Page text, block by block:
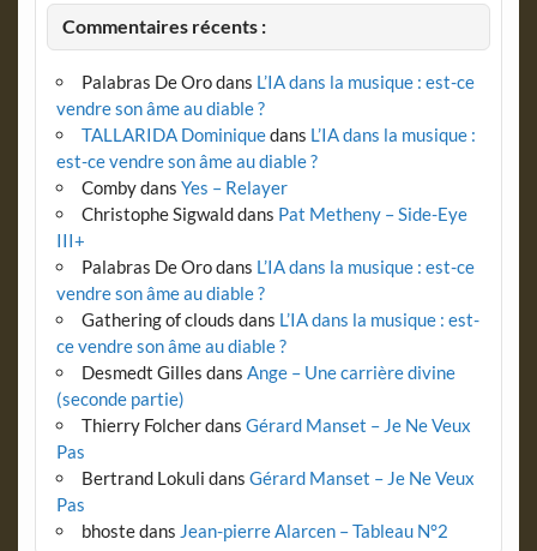
Commentaires récents :
Palabras De Orodans L’IA dans la musique : est-ce
vendre son âme au diable ?
TALLARIDA Dominiquedans L’IA dans la musique :
est-ce vendre son âme au diable ?
Combydans Yes – Relayer
Christophe Sigwalddans Pat Metheny – Side-Eye
III+
Palabras De Orodans L’IA dans la musique : est-ce
vendre son âme au diable ?
Gathering of clouds dans L’IA dans la musique : est-
ce vendre son âme au diable ?
Desmedt Gilles dans Ange – Une carrière divine
(seconde partie)
Thierry Folcherdans Gérard Manset – Je Ne Veux
Pas
Bertrand Lokuli dans Gérard Manset – Je Ne Veux
Pas
bhostedans Jean-pierre Alarcen – Tableau N°2